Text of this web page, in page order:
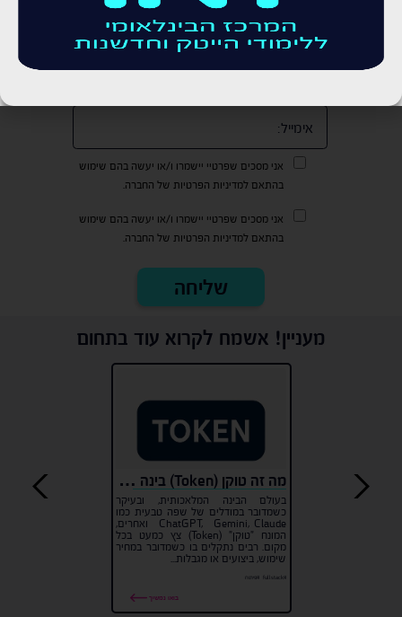
אני מסכים שפרטיי יישמרו ו/או יעשה בהם שימוש
בהתאם למדיניות הפרטיות של החברה.
אני מסכים שפרטיי יישמרו ו/או יעשה בהם שימוש
בהתאם למדיניות הפרטיות של החברה.
מעניין! אשמח לקרוא עוד בתחום
מה זה טוקן (Token) בינה מלאכותית ולמה הוא משמש?
בעולם הבינה המלאכותית, ובעיקר
כשמדובר במודלים של שפה טבעית כמו
ChatGPT, Gemini, Claude ואחרים,
המונח "טוקן" (Token) צץ כמעט בכל
מקום. רבים נתקלים בו כשמדובר במחיר
שימוש, ביצועים או מגבלות...
#fullstack #פיתוח
בואו נמשיך